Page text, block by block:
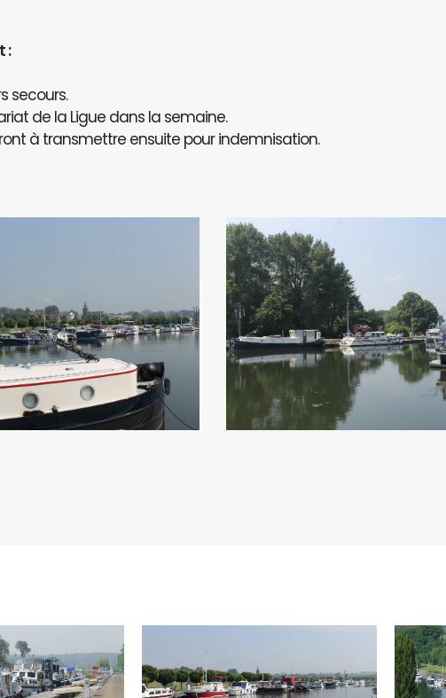
:
secours.
de la Ligue dans la semaine.
à transmettre ensuite pour indemnisation.